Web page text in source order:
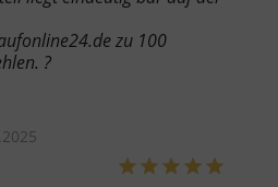
zu 100
?